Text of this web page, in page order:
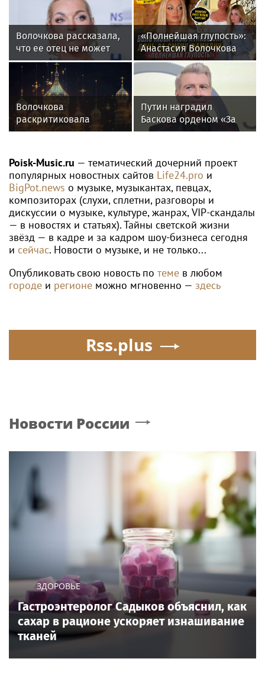
Волочкова рассказала,
что ее отец не может
восстановиться после
инсульта
«Полнейшая глупость»:
Анастасия Волочкова
осудила дочь за отказ
от знаменитой
фамилии
Волочкова
раскритиковала
концерт Билана в
организацию
Путин наградил
Баскова орденом «За
заслуги перед
Poisk-Music.ru — тематический дочерний проект
популярных новостных сайтов Life24.pro и
BigPot.news о музыке, музыкантах, певцах,
композиторах (слухи, сплетни, разговоры и
дискуссии о музыке, культуре, жанрах, VIP-скандалы
— в новостях и статьях). Тайны светской жизни
звёзд — в кадре и за кадром шоу-бизнеса сегодня
и сейчас. Новости о музыке, и не только...
Опубликовать свою новость по теме в любом
городе и регионе можно мгновенно — здесь
Rss.plus
Новости России
ЗДОРОВЬЕ
Гастроэнтеролог Садыков объяснил, как
сахар в рационе ускоряет изнашивание
тканей